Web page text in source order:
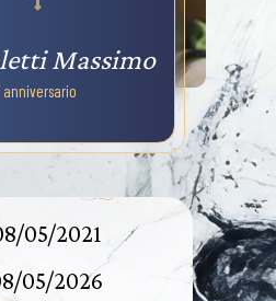
Massimo
anniversario
05/2021
05/2026